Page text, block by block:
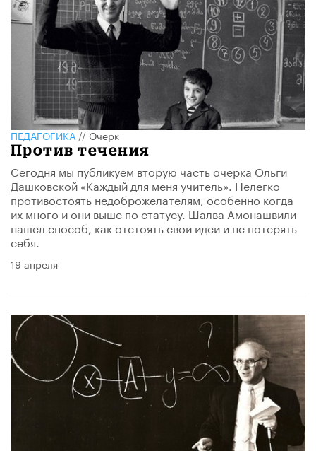
ПЕДАГОГИКА//Очерк
Против течения
Сегодня мы публикуем вторую часть очерка Ольги
Дашковской «Каждый для меня учитель». Нелегко
противостоять недоброжелателям, особенно когда
их много и они выше по статусу. Шалва Амонашвили
нашел способ, как отстоять свои идеи и не потерять
себя.
19 апреля